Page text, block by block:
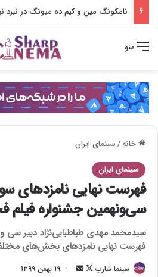
نامکونگ مین و کیم ده میونگ در نبرد
منو
خانه/سینمای ایران
سینمای ایران
فهرست نهایی نامزدهای
سی‌ونهمین جشنواره فیلم
سیدمحمد مهدی طباطبایی‌نژاد دبیر سی
فهرست نهایی نامزدهای بخش‌های مختلف
سینما شارپ
F
19 بهمن 1399